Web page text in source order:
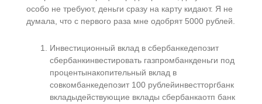
особо не требуют, деньги сразу на карту кидают. Я не
думала, что с первого раза мне одобрят 5000 рублей.
Инвестиционный вклад в сбербанкедепозит
сбербанкинвестировать газпромбанкденьги под
процентынакопительный вклад в
совкомбанкедепозит 100 рублейинвестторгбанк
вкладыдействующие вклады сбербанкаотп банк